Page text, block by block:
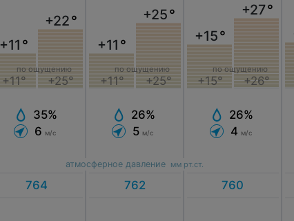
+11 °
+11°
+22°
+25°
по ощущению
35%
6 м/с
+11 °
+11°
+25°
+25°
по ощущению
26%
5 м/с
+15°
+15°
+27°
+26°
по ощущению
26%
4 м/с
атмосферное давление мм рт.ст.